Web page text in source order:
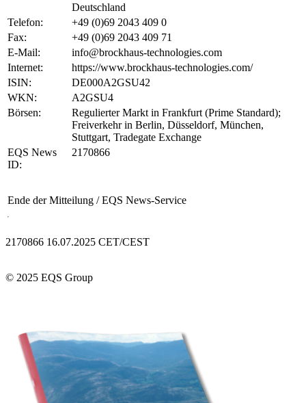
Deutschland
Telefon:
+49 (0)69 2043 409 0
Fax:
+49 (0)69 2043 409 71
E-Mail:
info@brockhaus-technologies.com
Internet:
https://www.brockhaus-technologies.com/
ISIN:
DE000A2GSU42
WKN:
A2GSU4
Börsen:
Regulierter Markt in Frankfurt (Prime Standard);
Freiverkehr in Berlin, Düsseldorf, München,
Stuttgart, Tradegate Exchange
EQS News
ID:
2170866
Ende der Mitteilung / EQS News-Service
2170866 16.07.2025 CET/CEST
© 2025 EQS Group